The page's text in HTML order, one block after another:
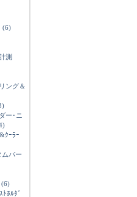
(6)
測
ング＆
ー･ニ
ｸｰﾗｰ
ムパー
(6)
ﾄﾎﾙﾀﾞ